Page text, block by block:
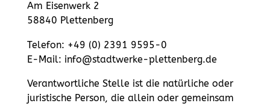
Am Eisenwerk 2
58840 Plettenberg
Telefon: +49 (0) 2391 9595-0
E-Mail: info@stadtwerke-plettenberg.de
Verantwortliche Stelle ist die natürliche oder
juristische Person, die allein oder gemeinsam